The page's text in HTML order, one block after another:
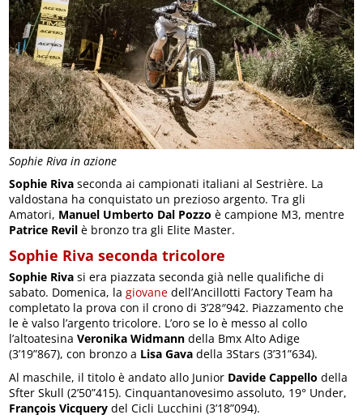
Sophie Riva in azione
Sophie Riva seconda ai campionati italiani al Sestrière. La
valdostana ha conquistato un prezioso argento. Tra gli
Amatori, Manuel Umberto Dal Pozzo è campione M3, mentre
Patrice Revil è bronzo tra gli Elite Master.
Sophie Riva seconda tricolore
Sophie Riva si era piazzata seconda già nelle qualifiche di
sabato. Domenica, lagiovane dell’Ancillotti Factory Team ha
completato la prova con il crono di 3’28″942. Piazzamento che
le è valso l’argento tricolore. L’oro se lo è messo al collo
l’altoatesinaVeronika Widmann della Bmx Alto Adige
(3’19”867), con bronzo a Lisa Gava della 3Stars (3’31”634).
Al maschile, il titolo è andato allo Junior Davide Cappello della
Sfter Skull (2’50”415). Cinquantanovesimo assoluto, 19° Under,
François Vicquery del Cicli Lucchini (3’18”094).